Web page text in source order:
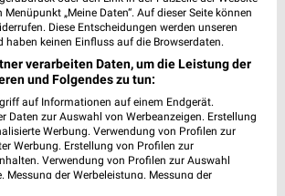
08:00 - 20:00 Uhr | Geöffnet
km • Angebote: 1 Prospekt
20
Delmenhorst
08:00 - 20:00 Uhr | Geöffnet
„Meine Daten“. Auf dieser Seite können
Diese Entscheidungen werden unseren
keinen Einfluss auf die Browserdaten.
verarbeiten Daten, um die Leistung der
und Folgendes zu tun:
auf Informationen auf einem Endgerät.
Daten zur Auswahl von Werbeanzeigen. Erstellung
Werbung. Verwendung von Profilen zur
Werbung. Erstellung von Profilen zur
Verwendung von Profilen zur Auswahl
Messung der Werbeleistung. Messung der